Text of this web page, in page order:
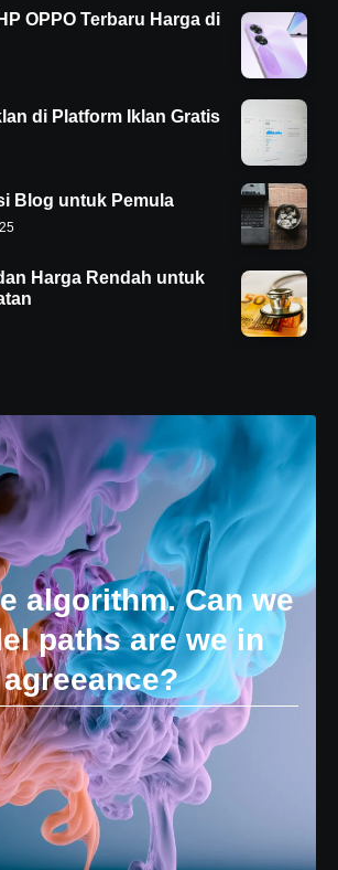
OPPO Terbaru Harga di
di Platform Iklan Gratis
Blog untuk Pemula
Harga Rendah untuk
algorithm. Can we
paths are we in
agreeance?